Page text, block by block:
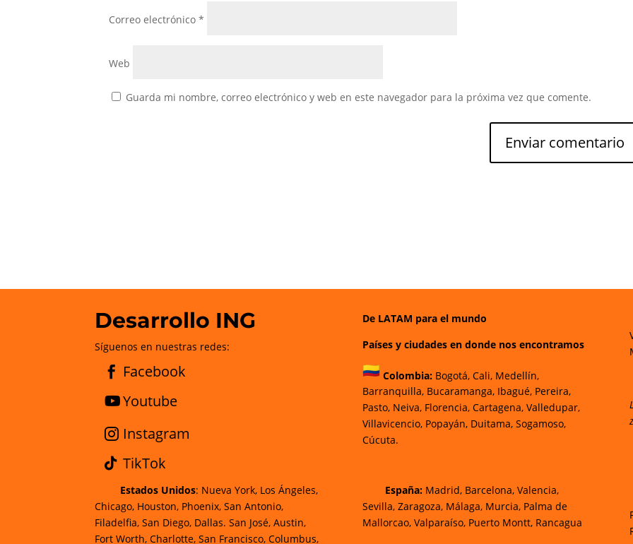
Correo electrónico*
Web
Guarda mi nombre, correo electrónico y web en este navegador para la próxima vez que comente.
Desarrollo ING
Síguenos en nuestras redes:
Facebook
Youtube
Instagram
TikTok
De LATAM para el mundo
Países y ciudades en donde nos encontramos
Colombia: Bogotá,Cali, Medellín,
Barranquilla,Bucaramanga,Ibagué,Pereira,
Pasto, Neiva, Florencia, Cartagena, Valledupar,
Villavicencio,Popayán, Duitama, Sogamoso,
Cúcuta.
Estados Unidos: Nueva York, Los Ángeles,
Chicago, Houston, Phoenix, San Antonio,
Filadelfia, San Diego, Dallas. San José, Austin,
Fort Worth, Charlotte, San Francisco, Columbus,
España: Madrid, Barcelona, Valencia,
Sevilla, Zaragoza, Málaga, Murcia, Palma de
Mallorcao, Valparaíso, Puerto Montt, Rancagua